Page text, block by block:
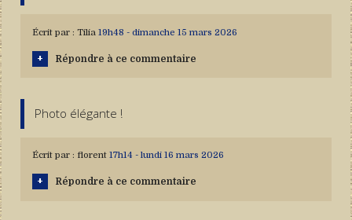
Écrit par : Tilia 19h48 - dimanche 15 mars 2026
Répondre à ce commentaire
Photo élégante !
Écrit par : florent 17h14 - lundi 16 mars 2026
Répondre à ce commentaire